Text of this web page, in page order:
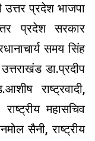
प्रदेश भाजपा
प्रदेश सरकार
समय सिंह
डा.प्रदीप
राष्ट्रवादी,
महासचिव
सैनी, राष्ट्रीय